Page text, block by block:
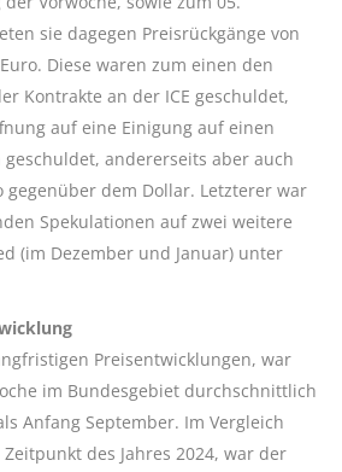
sie dagegen Preisrückgänge von
Diese waren zum einen den
Kontrakte an der ICE geschuldet,
auf eine Einigung auf einen
andererseits aber auch
gegenüber dem Dollar. Letzterer war
Spekulationen auf zwei weitere
(im Dezember und Januar) unter
Preisentwicklungen, war
im Bundesgebiet durchschnittlich
Anfang September. Im Vergleich
des Jahres 2024, war der